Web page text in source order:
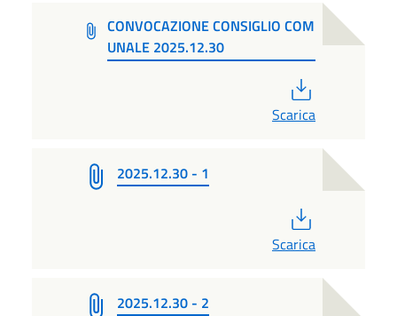
CONVOCAZIONE CONSIGLIO COM
UNALE 2025.12.30
Scarica
2025.12.30 - 1
Scarica
2025.12.30 - 2